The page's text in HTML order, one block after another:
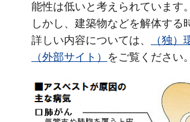
能性は低いと考えられています。
しかし、建築物などを解体する
詳しい内容については、
（独
（外部サイト） をご覧ください。